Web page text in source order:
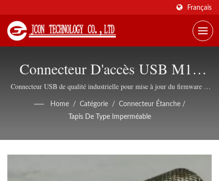
Français
Connecteur D'accès USB M12
Étanche IP67
Connecteur USB de qualité industrielle pour mise à jour du firmware et
Home / Catégorie / Connecteur Étanche /
Tapis De Type Imperméable